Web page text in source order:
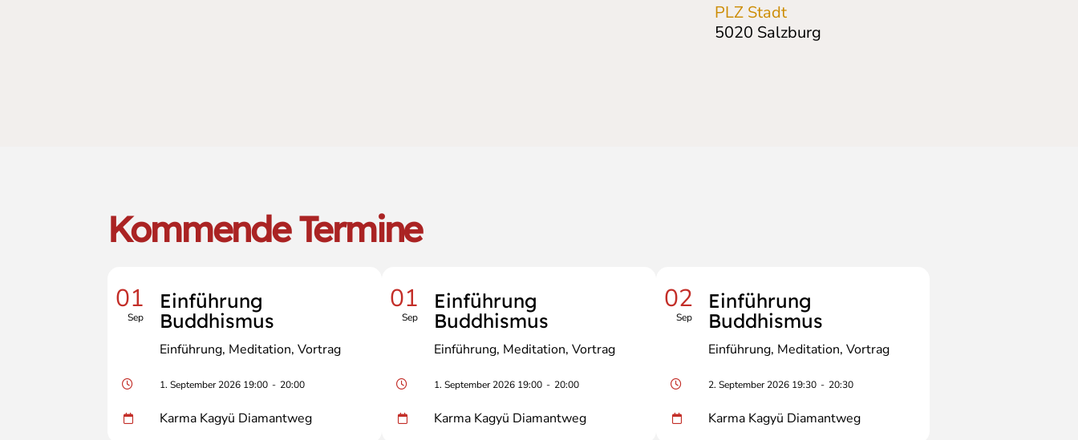
PLZ Stadt
5020 Salzburg
Kommende Termine
01
Sep
Einführung
Buddhismus
Einführung Meditation Vortrag
1. September 2026 19:00 - 20:00
Karma Kagyü Diamantweg
01
Sep
Einführung
Buddhismus
Einführung Meditation Vortrag
1. September 2026 19:00 - 20:00
Karma Kagyü Diamantweg
02
Sep
Einführung
Buddhismus
Einführung Meditation Vortrag
2. September 2026 19:30 - 20:30
Karma Kagyü Diamantweg